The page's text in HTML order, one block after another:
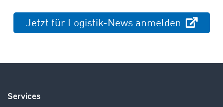
Jetzt für Logistik-News anmelden
Services